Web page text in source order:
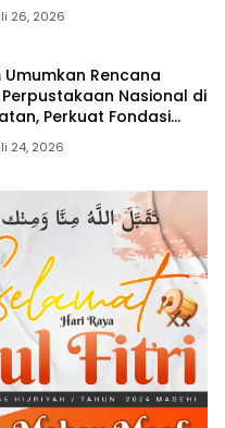
26, 2026
Rencana
Nasional di
Perkuat Fondasi
24, 2026